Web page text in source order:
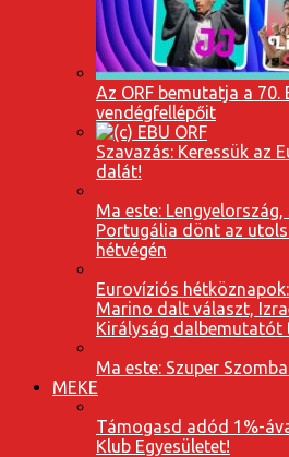
Az ORF bemutatja a
vendégfellépőit
Szavazás: Keressük az
dalát!
Ma este:
Portugália dönt az
hétvégén
Eurovíziós
Marino dalt választ,
Királyság dalbemutatót
Ma este: Szuper
MEKE
Támogasd adód 1%-
Klub Egyesületet!